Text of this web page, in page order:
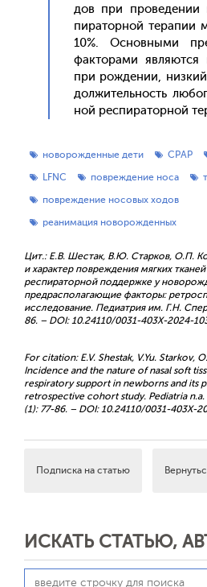
дов при про­веде­нии
пи­ратор­ной те­рапии
10%. Ос­новны­ми
фак­то­рами яв­ля­ют­ся
при рож­де­нии,
дол­жи­тель­ность
ной рес­пи­ратор­ной
новорожденные дети CPAP
LFNC
повреждение носа
повреждение носовых ходов
реанимация новорожденных
Цит.: Е.В. Шестак, В.Ю. Старков, О.П.
и характер повреждения мягких
респираторной поддержке у
предрасполагающие факторы:
исследование. Педиатрия им. Г.Н.
86. – DOI: 10.24110/0031-403X-2024-
For citation: E.V. Shestak, V.Yu. Starkov,
Incidence and the nature of nasal soft
respiratory support in newborns and its
retrospective cohort study. Pediatria n.a.
(1): 77-86. – DOI: 10.24110/0031-403X-
Подписка на статью
ИСКАТЬ СТАТЬЮ,